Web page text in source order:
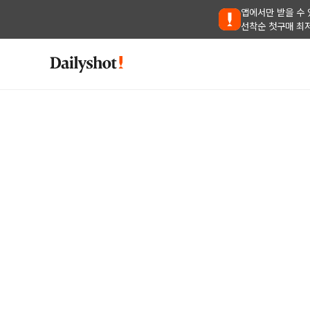
앱에서만 받을 수
선착순 첫구매 최